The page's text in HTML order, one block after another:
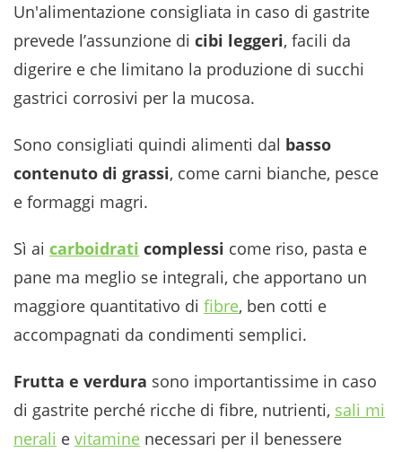
Un'alimentazione consigliata in caso di gastrite
prevede l’assunzione di cibi leggeri, facili da
digerire e che limitano la produzione di succhi
gastrici corrosivi per la mucosa.
Sono consigliati quindi alimenti dal basso
contenuto di grassi, come carni bianche, pesce
e formaggi magri.
Sì ai carboidrati complessi come riso, pasta e
pane ma meglio se integrali, che apportano un
maggiore quantitativo di fibre, ben cotti e
accompagnati da condimenti semplici.
Frutta e verdura sono importantissime in caso
di gastrite perché ricche di fibre, nutrienti, sali mi
nerali e vitamine necessari per il benessere